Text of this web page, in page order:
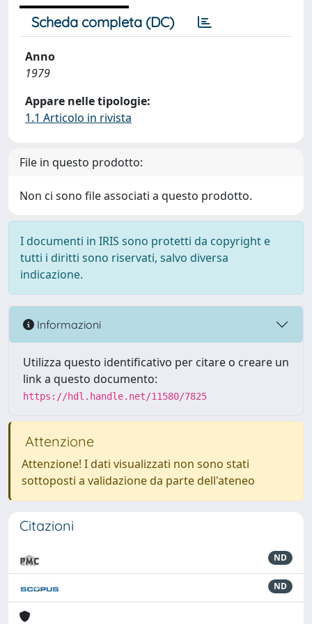
Scheda completa (DC)
Anno
1979
Appare nelle tipologie:
1.1 Articolo in rivista
File in questo prodotto:
Non ci sono file associati a questo prodotto.
I documenti in IRIS sono protetti da copyright e
tutti i diritti sono riservati, salvo diversa
indicazione.
Informazioni
Utilizza questo identificativo per citare o creare un
link a questo documento:
https://hdl.handle.net/11580/7825
Attenzione
Attenzione! I dati visualizzati non sono stati
sottoposti a validazione da parte dell'ateneo
Citazioni
ND
ND